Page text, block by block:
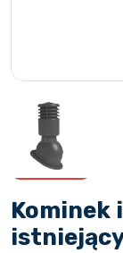
Kominek